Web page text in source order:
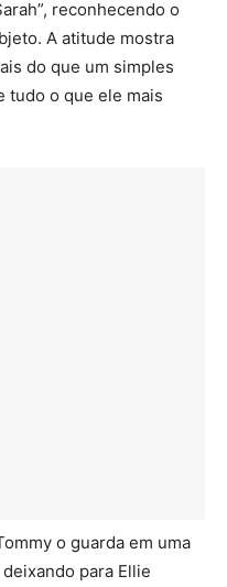
reconhecendo o
A atitude mostra
do que um simples
tudo o que ele mais
o guarda em uma
para Ellie